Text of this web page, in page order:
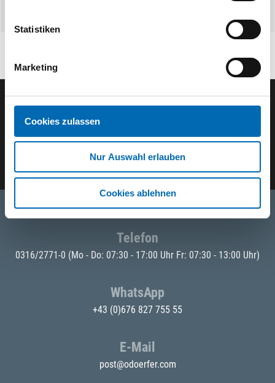
Statistiken
Marketing
Cookies zulassen
Nur Auswahl erlauben
Cookies ablehnen
Der ODÖRFER Newsletter
Telefon
0316/2771-0 (Mo - Do: 07:30 - 17:00 Uhr Fr: 07:30 - 13:00 Uhr)
WhatsApp
+43 (0)676 827 755 55
E-Mail
post@odoerfer.com